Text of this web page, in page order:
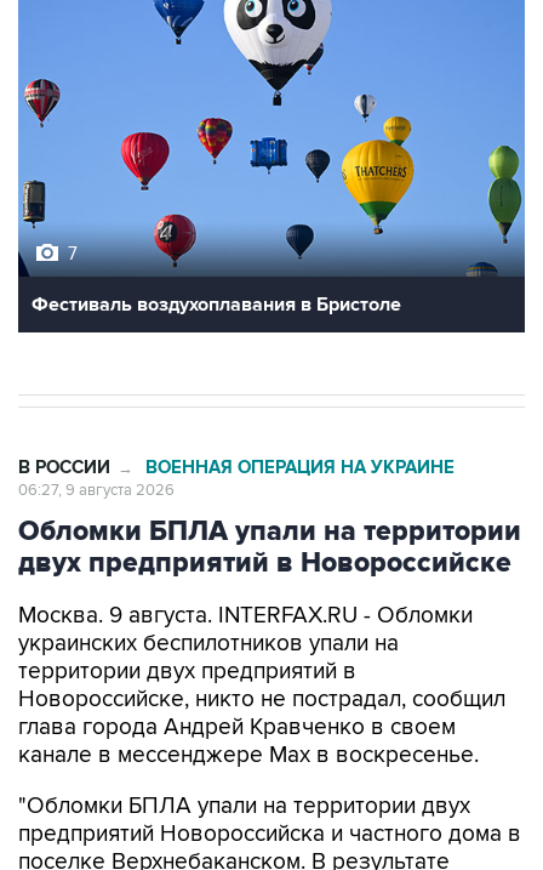
7
Фестиваль воздухоплавания в Бристоле
В РОССИИ → ВОЕННАЯ ОПЕРАЦИЯ НА УКРАИНЕ
06:27, 9 августа 2026
Обломки БПЛА упали на территории
двух предприятий в Новороссийске
Москва. 9 августа. INTERFAX.RU - Обломки
украинских беспилотников упали на
территории двух предприятий в
Новороссийске, никто не пострадал, сообщил
глава города Андрей Кравченко в своем
канале в мессенджере Max в воскресенье.
"Обломки БПЛА упали на территории двух
предприятий Новороссийска и частного дома в
поселке Верхнебаканском. В результате